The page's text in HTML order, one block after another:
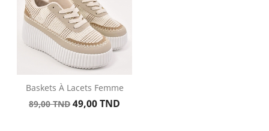
Baskets À Lacets Femme
Prix
89,00 TND Prix
49,00 TND